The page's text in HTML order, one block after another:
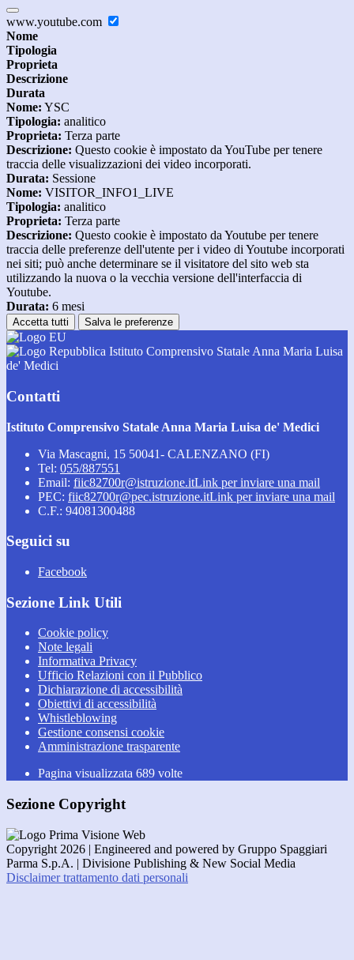
www.youtube.com
Nome
Tipologia
Proprieta
Descrizione
Durata
Nome: YSC
Tipologia: analitico
Proprieta: Terza parte
Descrizione: Questo cookie è impostato da YouTube per tenere
traccia delle visualizzazioni dei video incorporati.
Durata: Sessione
Nome: VISITOR_INFO1_LIVE
Tipologia: analitico
Proprieta: Terza parte
Descrizione: Questo cookie è impostato da Youtube per tenere
traccia delle preferenze dell'utente per i video di Youtube incorporati
nei siti; può anche determinare se il visitatore del sito web sta
utilizzando la nuova o la vecchia versione dell'interfaccia di
Youtube.
Durata: 6 mesi
Accetta tutti Salva le preferenze
Istituto Comprensivo Statale Anna Maria Luisa
de' Medici
Contatti
Istituto Comprensivo Statale Anna Maria Luisa de' Medici
Via Mascagni, 15 50041- CALENZANO (FI)
Tel: 055/887551
Email: fiic82700r@istruzione.itLink per inviare una mail
PEC: fiic82700r@pec.istruzione.itLink per inviare una mail
C.F.: 94081300488
Seguici su
Facebook
Sezione Link Utili
Cookie policy
Note legali
Informativa Privacy
Ufficio Relazioni con il Pubblico
Dichiarazione di accessibilità
Obiettivi di accessibilità
Whistleblowing
Gestione consensi cookie
Amministrazione trasparente
Pagina visualizzata 689 volte
Sezione Copyright
Copyright 2026 | Engineered and powered by Gruppo Spaggiari
Parma S.p.A. | Divisione Publishing & New Social Media
Disclaimer trattamento dati personali